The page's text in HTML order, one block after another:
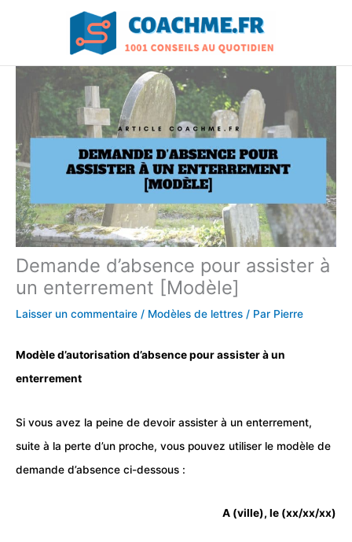
Demande d’absence pour assister à
un enterrement [Modèle]
Laisser un commentaire / Modèles de lettres / Par Pierre
Modèle d’autorisation d’absence pour assister à un
enterrement
Si vous avez la peine de devoir assister à un enterrement,
suite à la perte d’un proche, vous pouvez utiliser le modèle de
demande d’absence ci-dessous :
A (ville), le (xx/xx/xx)